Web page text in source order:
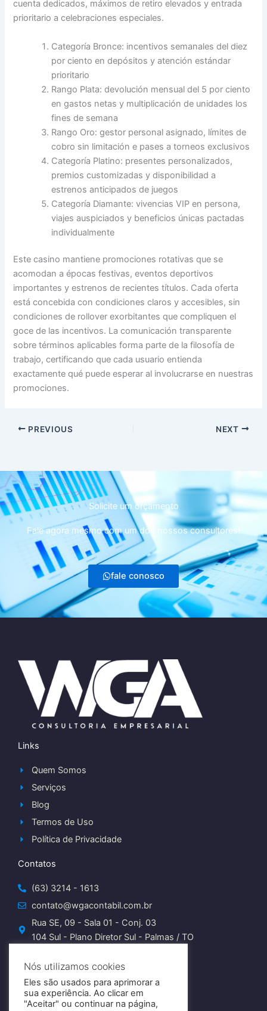
cuenta dedicados, máximos de retiro elevados y entrada
prioritario a celebraciones especiales.
Categoría Bronce: incentivos semanales del diez
por ciento en depósitos y atención estándar
prioritario
Rango Plata: devolución mensual del 5 por ciento
en gastos netas y multiplicación de unidades los
fines de semana
Rango Oro: gestor personal asignado, límites de
cobro sin limitación e pases a torneos exclusivos
Categoría Platino: presentes personalizados,
premios customizadas y disponibilidad a
estrenos anticipados de juegos
Categoría Diamante: vivencias VIP en persona,
viajes auspiciados y beneficios únicas pactadas
individualmente
Este casino mantiene promociones rotativas que se
acomodan a épocas festivas, eventos deportivos
importantes y estrenos de recientes títulos. Cada oferta
está concebida con condiciones claros y accesibles, sin
condiciones de rollover exorbitantes que compliquen el
goce de las incentivos. La comunicación transparente
sobre términos aplicables forma parte de la filosofía de
trabajo, certificando que cada usuario entienda
exactamente qué puede esperar al involucrarse en nuestras
promociones.
PREVIOUS NEXT
Solicite um orçamento
Fale agora mesmo com um dos nossos consultores!
fale conosco
Links
Quem Somos
Serviços
Blog
Termos de Uso
Política de Privacidade
Contatos
(63) 3214 - 1613
contato@wgacontabil.com.br
Rua SE, 09 - Sala 01 - Conj. 03
104 Sul - Plano Diretor Sul - Palmas / TO
I
n
s
t
a
Nós utilizamos cookies
Eles são usados para aprimorar a
sua experiência. Ao clicar em
"Aceitar" ou continuar na página,